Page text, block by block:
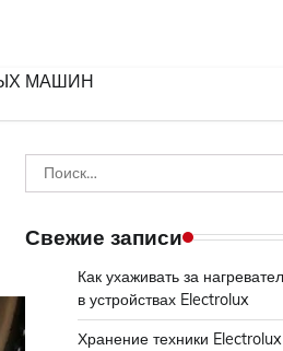
МАШИН
Найти:
Свежие записи
Как ухаживать за
в устройствах Electrolux
Хранение техники Electrolux